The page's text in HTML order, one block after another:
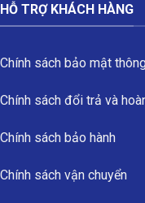
HỖ TRỢ KHÁCH HÀNG
Chính sách bảo mật
Chính sách đổi trả và
Chính sách bảo hành
Chính sách vận chuyển